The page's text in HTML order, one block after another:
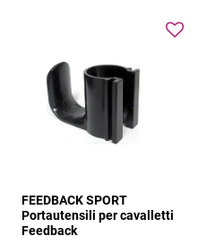
FEEDBACK SPORT
Portautensili per cavalletti
Feedback